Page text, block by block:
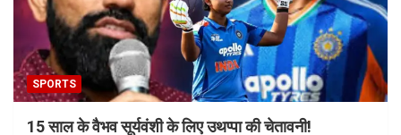
SPORTS
15 साल के वैभव सूर्यवंशी के लिए उथप्पा की चेतावनी!